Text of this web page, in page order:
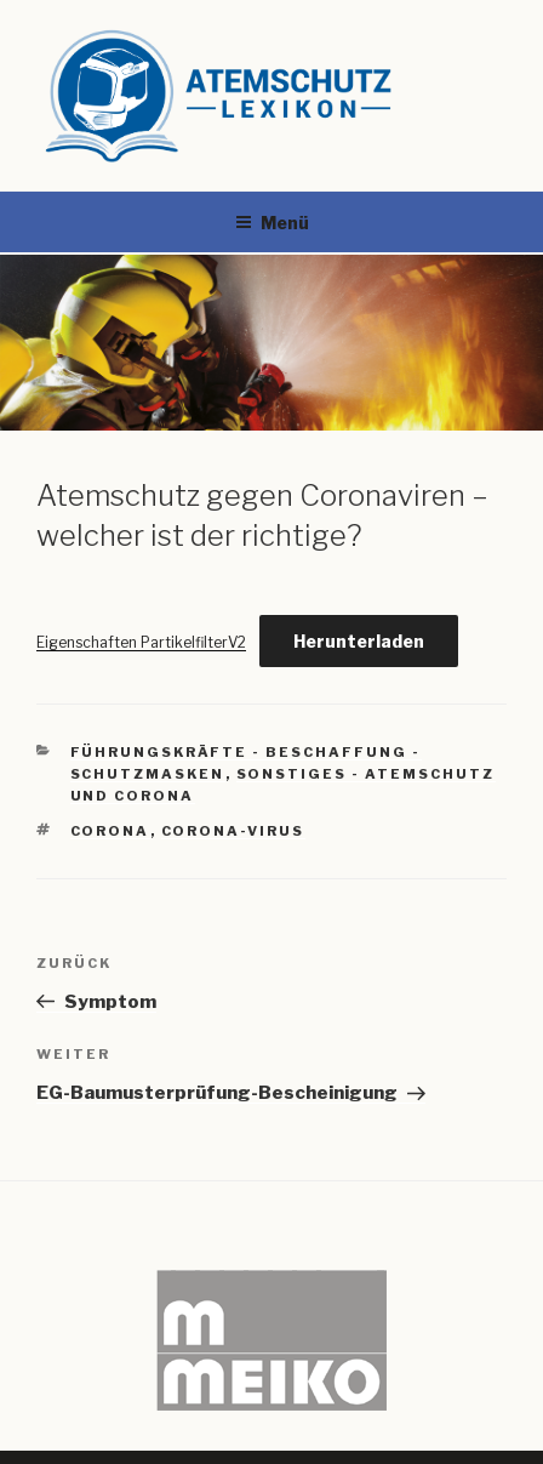
Menü
Atemschutz gegen Coronaviren –
welcher ist der richtige?
Eigenschaften PartikelfilterV2 Herunterladen
KATEGORIEN
FÜHRUNGSKRÄFTE - BESCHAFFUNG -
SCHUTZMASKEN , SONSTIGES - ATEMSCHUTZ
UND CORONA
SCHLAGWÖRTER
CORONA , CORONA-VIRUS
Beitragsnavigation
Vorheriger
Beitrag
ZURÜCK
Symptom
Nächster
Beitrag
WEITER
EG-Baumusterprüfung-Bescheinigung